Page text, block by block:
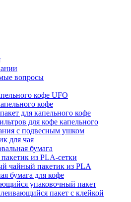
вопросы
кофе UFO
кофе
для капельного кофе
для кофе капельного
с подвесным ушком
для чая
бумага
из PLA-сетки
чайный пакетик из PLA
бумага для кофе
упаковочный пакет
пакет с клейкой